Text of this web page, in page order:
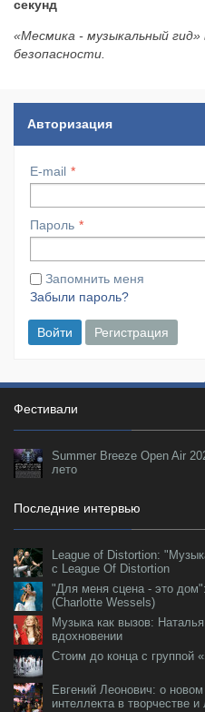
секунд
«Месмика - музыкальный
безопасности.
Авторизация
E-mail
Пароль
Запомнить меня
Забыли пароль?
Войти Регистрация
Фестивали
Summer Breeze Open Air
лето
Последние интервью
League of Distortion:
с League Of Distortion
"Для меня сцена - это
(Charlotte Wessels)
Музыка как вызов:
вдохновении
Стоим до конца с группой
Евгений Леонович: о
интеллекта в творчестве